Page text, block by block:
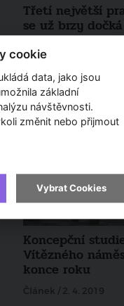
Třetí největší
se už brzy
Článek / 28. 2. 2023
Zprávy a aktuality
Koncepční
Vítězného
konce roku
Článek / 2. 4. 2019
cookie
data, jako jsou
základní
návštěvnosti.
změnit nebo přijmout
Vybrat Cookies